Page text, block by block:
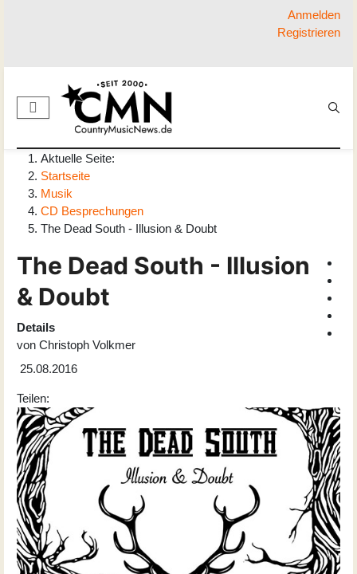
Anmelden
Registrieren
Aktuelle Seite:
Startseite
Musik
CD Besprechungen
The Dead South - Illusion & Doubt
The Dead South - Illusion
& Doubt
Details
von Christoph Volkmer
25.08.2016
Teilen: